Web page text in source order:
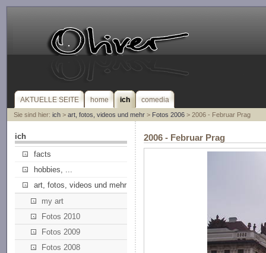
AKTUELLE SEITE home ich comedia
Sie sind hier: ich> art, fotos, videos und mehr> Fotos 2006> 2006 - Februar Prag
ich
facts
hobbies, ...
art, fotos, videos und mehr
my art
Fotos 2010
Fotos 2009
Fotos 2008
2006 - Februar Prag